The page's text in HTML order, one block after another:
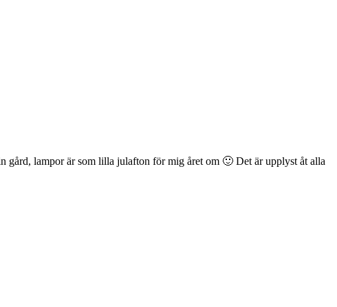
gård, lampor är som lilla julafton för mig året om 🙂 Det är upplyst åt alla